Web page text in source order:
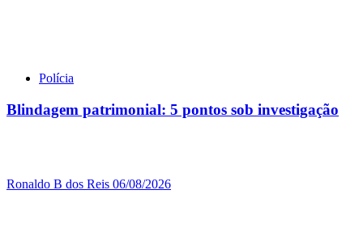
Polícia
Blindagem patrimonial: 5 pontos sob investigação
Ronaldo B dos Reis 06/08/2026